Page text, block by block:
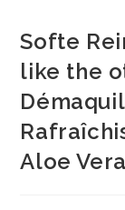
Softe
like the
Aloe